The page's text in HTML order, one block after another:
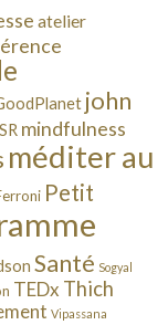
atelier
john
mindfulness
méditer au
Petit
Santé Sogyal
TEDx Thich
Vipassana